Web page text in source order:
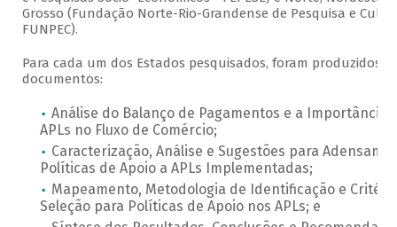
Grosso (Fundação Norte-Rio-Grandense de Pesquisa e
FUNPEC).
Para cada um dos Estados pesquisados, foram produzidos
documentos:
Análise do Balanço de Pagamentos e a Importância
APLs no Fluxo de Comércio;
Caracterização, Análise e Sugestões para
Políticas de Apoio a APLs Implementadas;
Mapeamento, Metodologia de Identificação e
Seleção para Políticas de Apoio nos APLs; e